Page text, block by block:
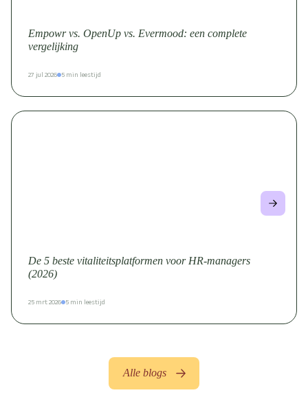
Empowr vs. OpenUp vs. Evermood: een complete
vergelijking
27 jul 2026 5 min leestijd
De 5 beste vitaliteitsplatformen voor HR-managers
(2026)
25 mrt 2026 5 min leestijd
Alle blogs